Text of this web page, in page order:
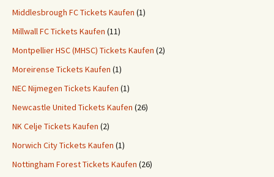
Middlesbrough FC Tickets Kaufen (1)
Millwall FC Tickets Kaufen (11)
Montpellier HSC (MHSC) Tickets Kaufen (2)
Moreirense Tickets Kaufen (1)
NEC Nijmegen Tickets Kaufen (1)
Newcastle United Tickets Kaufen (26)
NK Celje Tickets Kaufen (2)
Norwich City Tickets Kaufen (1)
Nottingham Forest Tickets Kaufen (26)